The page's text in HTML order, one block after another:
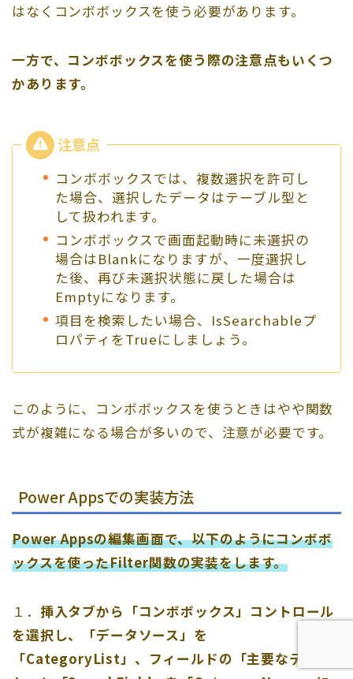
はなくコンボボックスを使う必要があります。
一方で、コンボボックスを使う際の注意点もいくつ
かあります。
コンボボックスでは、複数選択を許可し
た場合、選択したデータはテーブル型と
して扱われます。
コンボボックスで画面起動時に未選択の
場合はBlankになりますが、一度選択し
た後、再び未選択状態に戻した場合は
Emptyになります。
項目を検索したい場合、IsSearchableプ
ロパティをTrueにしましょう。
このように、コンボボックスを使うときはやや関数
式が複雑になる場合が多いので、注意が必要です。
Power Appsでの実装方法
Power Appsの編集画面で、以下のようにコンボボ
ックスを使ったFilter関数の実装をします。
１． 挿入タブから「コンボボックス」コントロール
を選択し、「データソース」を
「CategoryList」、フィールドの「主要なテキス